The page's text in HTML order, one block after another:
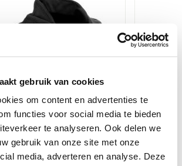
gebruik van cookies
om content en advertenties te
functies voor social media te bieden
te analyseren. Ook delen we
gebruik van onze site met onze
media, adverteren en analyse. Deze
Back on Track Humane
Niet op voorraad
Voeg